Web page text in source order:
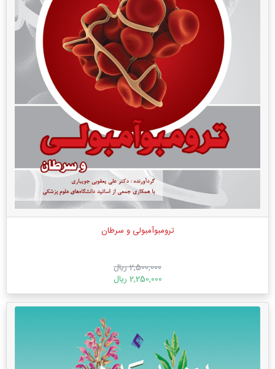
ترومبوآمبولی و سرطان
2,500,000 ریال
2,250,000 ریال